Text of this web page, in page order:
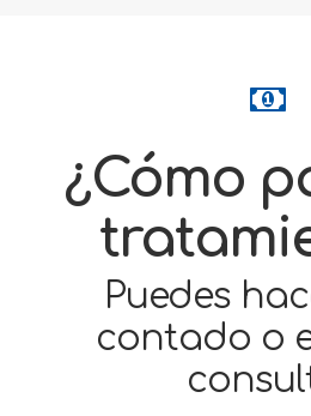
¿Cómo
Puedes
contado o